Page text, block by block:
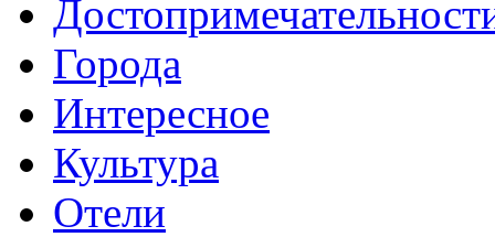
Города
Интересное
Культура
Отели